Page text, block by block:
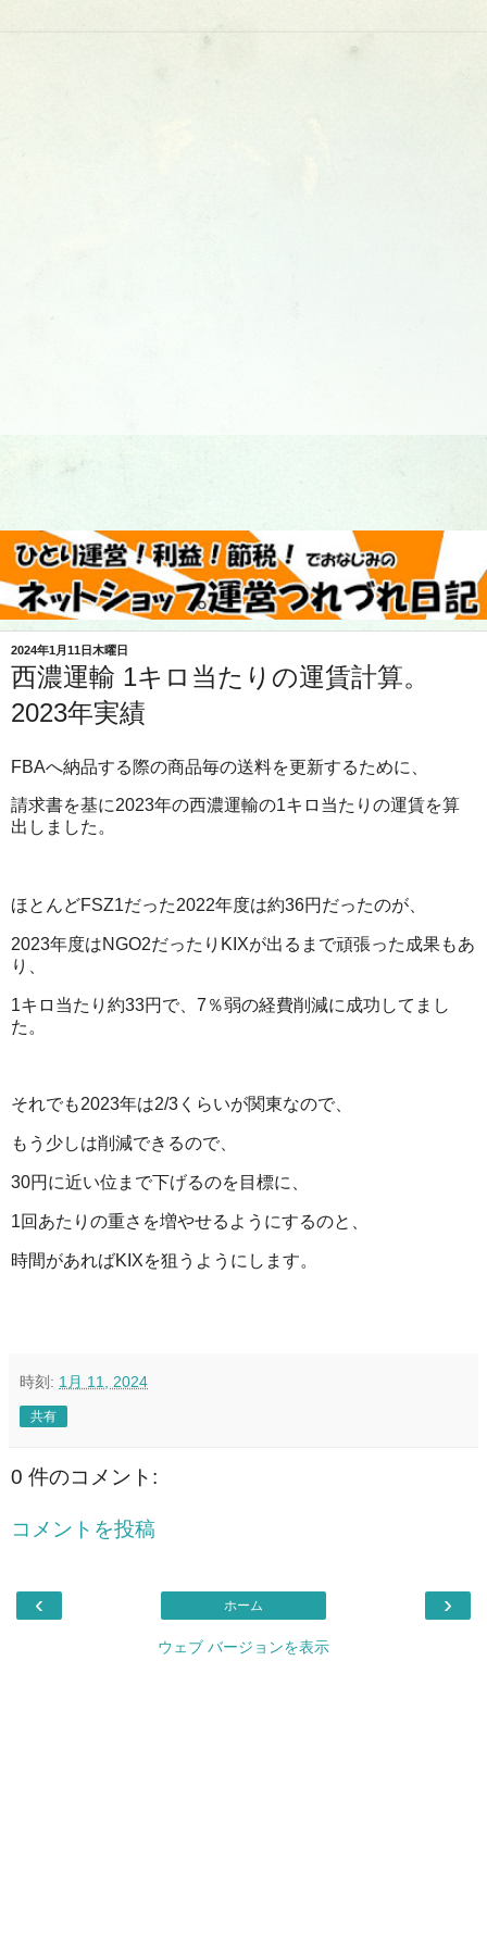
2024年1月11日木曜日
西濃運輸 1キロ当たりの運賃計算。
2023年実績
FBAへ納品する際の商品毎の送料を更新するために、
請求書を基に2023年の西濃運輸の1キロ当たりの運賃を算
出しました。
ほとんどFSZ1だった2022年度は約36円だったのが、
2023年度はNGO2だったりKIXが出るまで頑張った成果もあ
り、
1キロ当たり約33円で、7％弱の経費削減に成功してまし
た。
それでも2023年は2/3くらいが関東なので、
もう少しは削減できるので、
30円に近い位まで下げるのを目標に、
1回あたりの重さを増やせるようにするのと、
時間があればKIXを狙うようにします。
時刻: 1月 11, 2024
共有
0 件のコメント:
コメントを投稿
‹ ›
ホーム
ウェブ バージョンを表示